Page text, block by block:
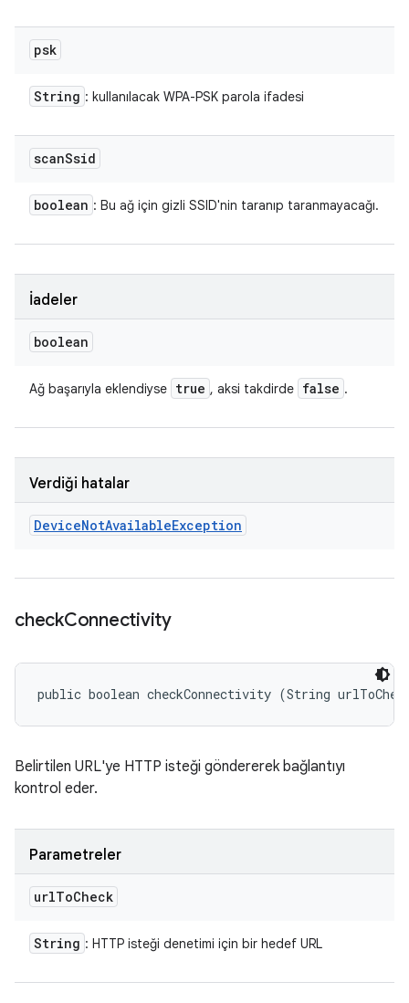
psk
String : kullanılacak WPA-PSK parola ifadesi
scanSsid
boolean : Bu ağ için gizli SSID'nin taranıp taranmayacağı.
İadeler
boolean
Ağ başarıyla eklendiyse true , aksi takdirde false .
Verdiği hatalar
DeviceNotAvailableException
checkConnectivity
public boolean checkConnectivity (String
Belirtilen URL'ye HTTP isteği göndererek bağlantıyı
kontrol eder.
Parametreler
urlToCheck
String : HTTP isteği denetimi için bir hedef URL